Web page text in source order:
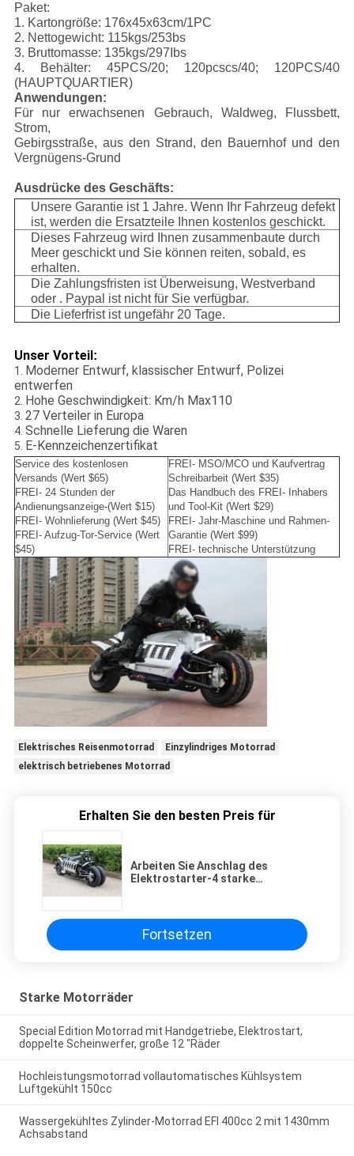
Paket:
1. Kartongröße: 176x45x63cm/1PC
2. Nettogewicht: 115kgs/253bs
3. Bruttomasse: 135kgs/297Ibs
4. Behälter: 45PCS/20; 120pcscs/40; 120PCS/40
(HAUPTQUARTIER)
Anwendungen:
Für nur erwachsenen Gebrauch, Waldweg, Flussbett,
Strom,
Gebirgsstraße, aus den Strand, den Bauernhof und den
Vergnügens-Grund
Ausdrücke des Geschäfts:
Unsere Garantie ist 1 Jahre. Wenn Ihr Fahrzeug defekt
ist, werden die Ersatzteile Ihnen kostenlos geschickt.
Dieses Fahrzeug wird Ihnen zusammenbaute durch
Meer geschickt und Sie können reiten, sobald, es
erhalten.
Die Zahlungsfristen ist Überweisung, Westverband
oder . Paypal ist nicht für Sie verfügbar.
Die Lieferfrist ist ungefähr 20 Tage.
Unser Vorteil :
1. Moderner Entwurf, klassischer Entwurf, Polizei
entwerfen
2. Hohe Geschwindigkeit: Km/h Max110
3. 27 Verteiler in Europa
4. Schnelle Lieferung die Waren
5. E-Kennzeichenzertifikat
Service des kostenlosen
Versands (Wert $65)
FREI- 24 Stunden der
Andienungsanzeige-(Wert $15)
FREI- Wohnlieferung (Wert $45)
FREI- Aufzug-Tor-Service (Wert
$45)
FREI- MSO/MCO und Kaufvertrag
Schreibarbeit (Wert $35)
Das Handbuch des FREI- Inhabers
und Tool-Kit (Wert $29)
FREI- Jahr-Maschine und Rahmen-
Garantie (Wert $99)
FREI- technische Unterstützung
Elektrisches Reisenmotorrad
Einzylindriges Motorrad
elektrisch betriebenes Motorrad
Erhalten Sie den besten Preis für
Arbeiten Sie Anschlag des
Elektrostarter-4 starke
Fortsetzen
Starke Motorräder
Special Edition Motorrad mit Handgetriebe, Elektrostart,
doppelte Scheinwerfer, große 12 "Räder
Hochleistungsmotorrad vollautomatisches Kühlsystem
Luftgekühlt 150cc
Wassergekühltes Zylinder-Motorrad EFI 400cc 2 mit 1430mm
Achsabstand